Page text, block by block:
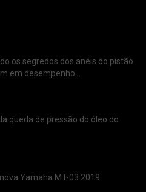
os segredos dos anéis do pistão
em desempenho...
queda de pressão do óleo do
Yamaha MT-03 2019